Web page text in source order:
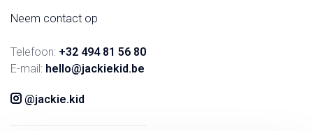
Neem contact op
Telefoon: +32 494 81 56 80
E-mail: hello@jackiekid.be
@jackie.kid